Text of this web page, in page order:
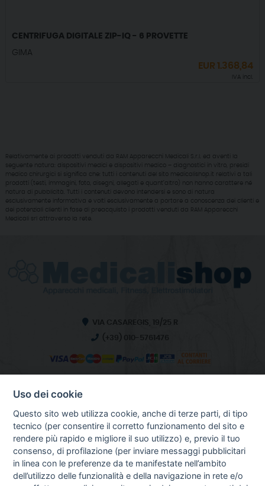
CENTRIFUGA DIGITALE ZIP-IQ - 6 PROVETTE
GIMA
EUR1.368,84
IVA incl.
Relativamente ai prodotti venduti da RAM Apparecchi Medicali S.r.l. ed aventi la
seguente natura: dispositivi medici e dispositivi medico – diagnostici in vitro, presidi
medico chirurgici si significa che: tutti i contenuti del sito medicalishop.it relativi a tali
prodotti (testi, immagini, foto, disegni, allegati e quant’altro) non hanno carattere né
natura di pubblicità. Tutti i contenuti devono intendersi e sono di natura
esclusivamente informativa e volti esclusivamente a portare a conoscenza dei clienti e
dei potenziali clienti in fase di preacquisto i prodotti venduti da RAM Apparecchi
Medicali srl attraverso la rete.
VIA CASAREGIS, 19/25 R
(+39) 010-5761476
HOME
CHI SIAMO
NOTIZIE
CONTATTI
Uso dei cookie
Questo sito web utilizza cookie, anche di terze parti, di tipo
tecnico (per consentire il corretto funzionamento del sito e
rendere più rapido e migliore il suo utilizzo) e, previo il tuo
consenso, di profilazione (per inviare messaggi pubblicitari
in linea con le preferenze da te manifestate nell’ambito
dell’utilizzo delle funzionalità e della navigazione in rete e/o